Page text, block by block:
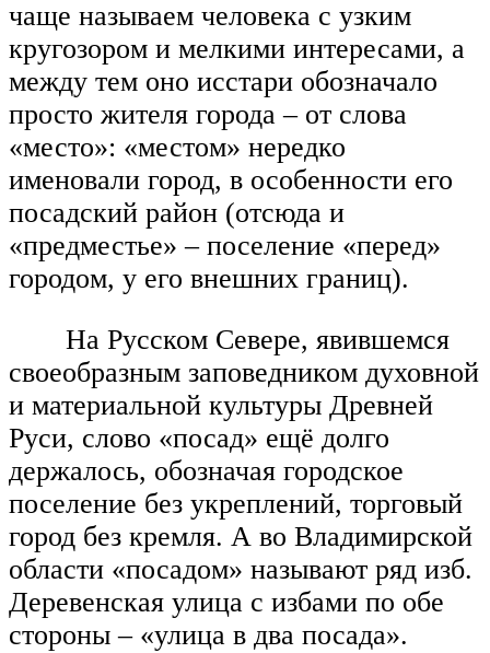
чаще называем человека с узким
кругозором и мелкими интересами, а
между тем оно исстари обозначало
просто жителя города – от слова
«место»: «местом» нередко
именовали город, в особенности его
посадский район (отсюда и
«предместье» – поселение «перед»
городом, у его внешних границ).
На Русском Севере, явившемся
своеобразным заповедником духовной
и материальной культуры Древней
Руси, слово «посад» ещё долго
держалось, обозначая городское
поселение без укреплений, торговый
город без кремля. А во Владимирской
области «посадом» называют ряд изб.
Деревенская улица с избами по обе
стороны – «улица в два посада».